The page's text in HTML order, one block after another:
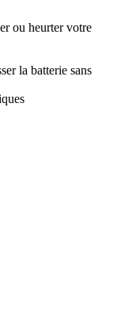
ou heurter votre
la batterie sans